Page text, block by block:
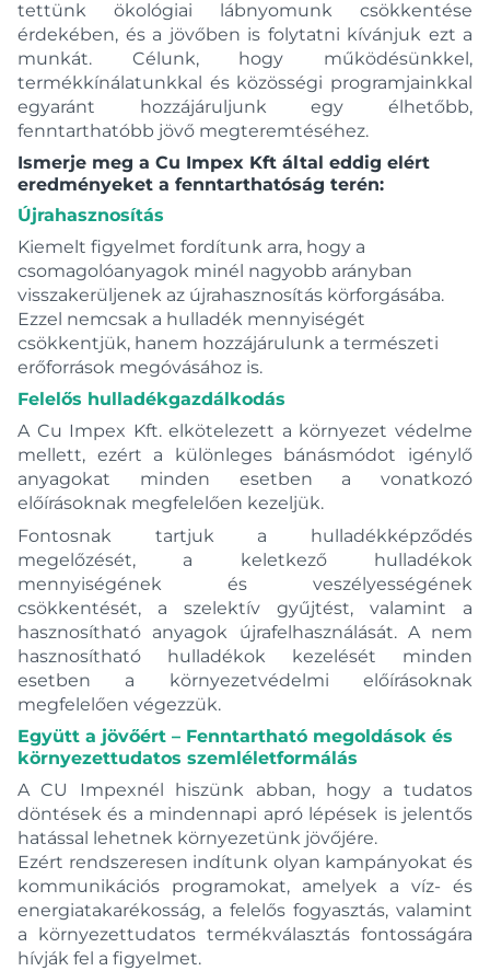
Márka
Hajdu
Immergas
Készleten
Ár
Tömeg
tettünk ökológiai lábnyomunk csökkentése
érdekében, és a jövőben is folytatni kívánjuk ezt a
munkát. Célunk, hogy működésünkkel,
termékkínálatunkkal és közösségi programjainkkal
egyaránt hozzájáruljunk egy élhetőbb,
fenntarthatóbb jövő megteremtéséhez.
Ismerje meg a Cu Impex Kft által eddig elért
eredményeket a fenntarthatóság terén:
Újrahasznosítás
Kiemelt figyelmet fordítunk arra, hogy a
csomagolóanyagok minél nagyobb arányban
visszakerüljenek az újrahasznosítás körforgásába.
Ezzel nemcsak a hulladék mennyiségét
csökkentjük, hanem hozzájárulunk a természeti
erőforrások megóvásához is.
Felelős hulladékgazdálkodás
A Cu Impex Kft. elkötelezett a környezet védelme
mellett, ezért a különleges bánásmódot igénylő
anyagokat minden esetben a vonatkozó
előírásoknak megfelelően kezeljük.
Fontosnak tartjuk a hulladékképződés
megelőzését, a keletkező hulladékok
mennyiségének és veszélyességének
csökkentését, a szelektív gyűjtést, valamint a
hasznosítható anyagok újrafelhasználását. A nem
hasznosítható hulladékok kezelését minden
esetben a környezetvédelmi előírásoknak
megfelelően végezzük.
Együtt a jövőért – Fenntartható megoldások és
környezettudatos szemléletformálás
A CU Impexnél hiszünk abban, hogy a tudatos
döntések és a mindennapi apró lépések is jelentős
hatással lehetnek környezetünk jövőjére.
Ezért rendszeresen indítunk olyan kampányokat és
kommunikációs programokat, amelyek a víz- és
energiatakarékosság, a felelős fogyasztás, valamint
a környezettudatos termékválasztás fontosságára
hívják fel a figyelmet.